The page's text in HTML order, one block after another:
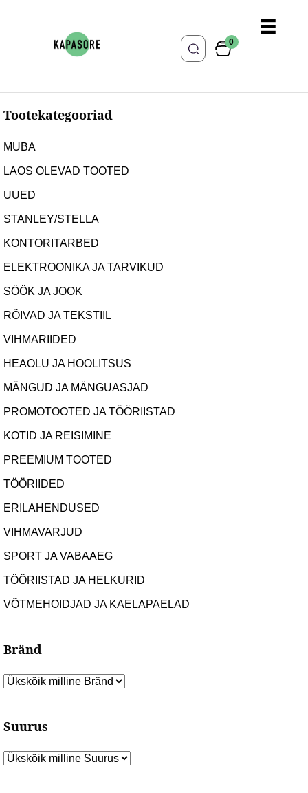
0
Tootekategooriad
MUBA
LAOS OLEVAD TOOTED
UUED
STANLEY/STELLA
KONTORITARBED
ELEKTROONIKA JA TARVIKUD
SÖÖK JA JOOK
RÕIVAD JA TEKSTIIL
VIHMARIIDED
HEAOLU JA HOOLITSUS
MÄNGUD JA MÄNGUASJAD
PROMOTOOTED JA TÖÖRIISTAD
KOTID JA REISIMINE
PREEMIUM TOOTED
TÖÖRIIDED
ERILAHENDUSED
VIHMAVARJUD
SPORT JA VABAAEG
TÖÖRIISTAD JA HELKURID
VÕTMEHOIDJAD JA KAELAPAELAD
Bränd
Suurus